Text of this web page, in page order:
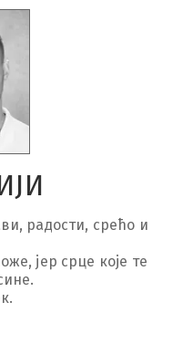
радости, срећо и
јер срце које те